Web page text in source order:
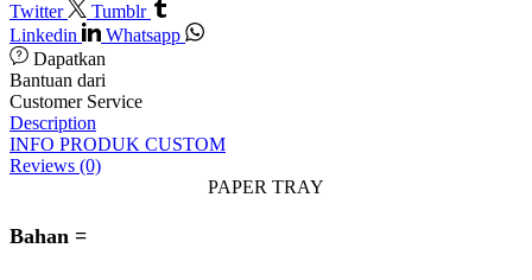
Twitter
Tumblr
Linkedin
Whatsapp
Dapatkan
Bantuan dari
Customer Service
Description
INFO PRODUK CUSTOM
Reviews (0)
PAPER TRAY
Bahan =